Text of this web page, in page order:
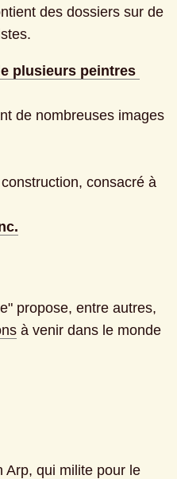
des dossiers sur de
plusieurs peintres
de nombreuses images
consacré à
propose, entre autres,
à venir dans le monde
Arp, qui milite pour le